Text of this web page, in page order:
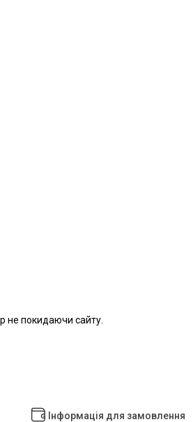
не покидаючи сайту.
Інформація для замовлення